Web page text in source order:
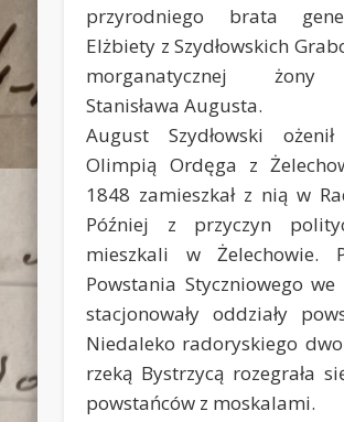
przyrodniego brata
Elżbiety z Szydłowskich
morganatycznej
Stanisława Augusta.
August Szydłowski
Olimpią Ordęga z
1848 zamieszkał z nią w
Później z przyczyn
mieszkali w Żelechowie.
Powstania Styczniowego we
stacjonowały oddziały
Niedaleko radoryskiego
rzeką Bystrzycą rozegrała
powstańców z moskalami.